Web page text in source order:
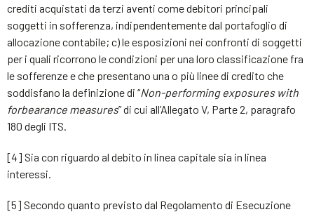
crediti acquistati da terzi aventi come debitori principali
soggetti in sofferenza, indipendentemente dal portafoglio di
allocazione contabile; c) le esposizioni nei confronti di soggetti
per i quali ricorrono le condizioni per una loro classificazione fra
le sofferenze e che presentano una o più linee di credito che
soddisfano la definizione di “Non-performing exposures with
forbearance measures” di cui all’Allegato V, Parte 2, paragrafo
180 degli ITS.
[4] Sia con riguardo al debito in linea capitale sia in linea
interessi.
[5] Secondo quanto previsto dal Regolamento di Esecuzione